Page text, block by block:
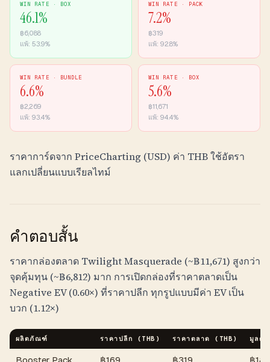
WIN RATE · BOX
46.1%
฿6,088
แพ้: 53.9%
WIN RATE · PACK
7.2%
฿319
แพ้: 92.8%
WIN RATE · BUNDLE
6.6%
฿2,269
แพ้: 93.4%
WIN RATE · BOX
5.6%
฿11,671
แพ้: 94.4%
ราคาการ์ดจาก PriceCharting (USD) ค่า THBใช้อัตรา
แลกเปลี่ยนแบบเรียลไทม์
คำตอบสั้น
ราคากล่องตลาด Twilight Masquerade (~฿11,671) สูงกว่า
จุดคุ้มทุน (~฿6,812) มาก การเปิดกล่องที่ราคาตลาดเป็น
Negative EV (0.60×) ที่ราคาปลีก ทุกรูปแบบมีค่า EV เป็น
บวก (1.12×)
ผลิตภัณฑ์ ราคาปลีก ( THB ) ราคาตลาด ( THB ) มูลค่